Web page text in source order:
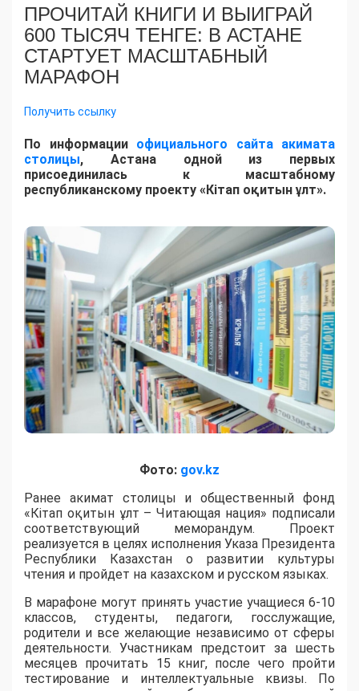
ПРОЧИТАЙ КНИГИ И ВЫИГРАЙ
600 ТЫСЯЧ ТЕНГЕ: В АСТАНЕ
СТАРТУЕТ МАСШТАБНЫЙ
МАРАФОН
Получить ссылку
По информации официального сайта акимата
столицы, Астана одной из первых
присоединилась к масштабному
республиканскому проекту «Кітап оқитын ұлт».
Фото: gov.kz
Ранее акимат столицы и общественный фонд
«Кітап оқитын ұлт – Читающая нация» подписали
соответствующий меморандум. Проект
реализуется в целях исполнения Указа Президента
Республики Казахстан о развитии культуры
чтения и пройдет на казахском и русском языках.
В марафоне могут принять участие учащиеся 6-10
классов, студенты, педагоги, госслужащие,
родители и все желающие независимо от сферы
деятельности. Участникам предстоит за шесть
месяцев прочитать 15 книг, после чего пройти
тестирование и интеллектуальные квизы. По